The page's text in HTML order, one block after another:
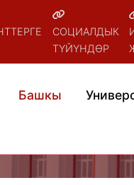
СОЦИАЛДЫК
ТҮЙҮНДӨР
Башкы